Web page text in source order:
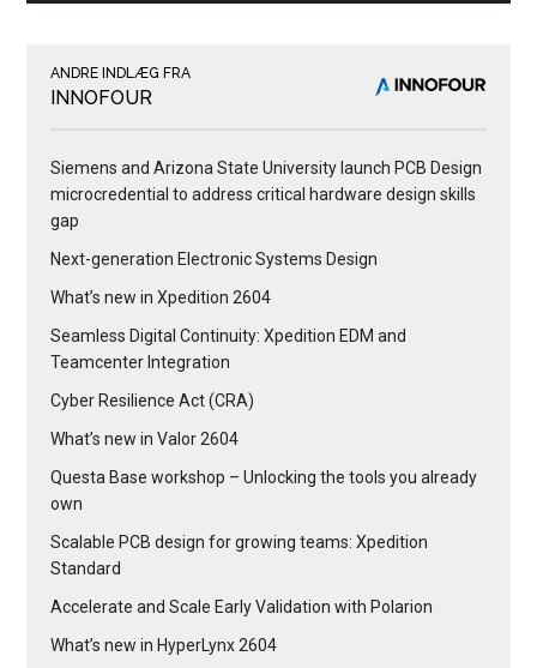
ANDRE INDLÆG FRA
INNOFOUR
Siemens and Arizona State University launch PCB Design
microcredential to address critical hardware design skills
gap
Next-generation Electronic Systems Design
What’s new in Xpedition 2604
Seamless Digital Continuity: Xpedition EDM and
Teamcenter Integration
Cyber Resilience Act (CRA)
What’s new in Valor 2604
Questa Base workshop – Unlocking the tools you already
own
Scalable PCB design for growing teams: Xpedition
Standard
Accelerate and Scale Early Validation with Polarion
What’s new in HyperLynx 2604